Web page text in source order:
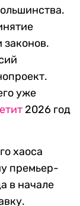
уже
2026 год
хаоса
премьер-
в начале